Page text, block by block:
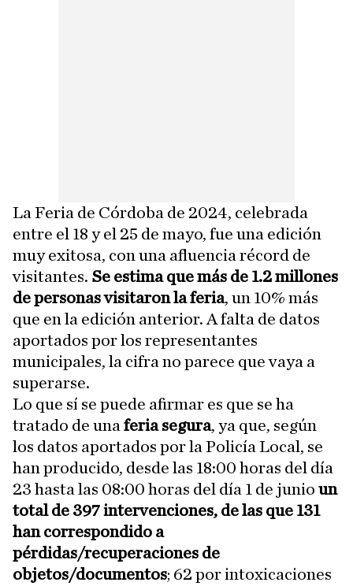
La Feria de Córdoba de 2024, celebrada
entre el 18 y el 25 de mayo, fue una edición
muy exitosa, con una afluencia récord de
visitantes. Se estima que más de 1.2 millones
de personas visitaron la feria, un 10% más
que en la edición anterior. A falta de datos
aportados por los representantes
municipales, la cifra no parece que vaya a
superarse.
Lo que sí se puede afirmar es que se ha
tratado de una feria segura, ya que, según
los datos aportados por la Policía Local, se
han producido, desde las 18:00 horas del día
23 hasta las 08:00 horas del día 1 de junio un
total de 397 intervenciones, de las que 131
han correspondido a
pérdidas/recuperaciones de
objetos/documentos; 62 por intoxicaciones